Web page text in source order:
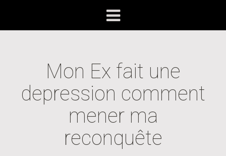
Mon Ex fait une
depression comment
mener ma
reconquête